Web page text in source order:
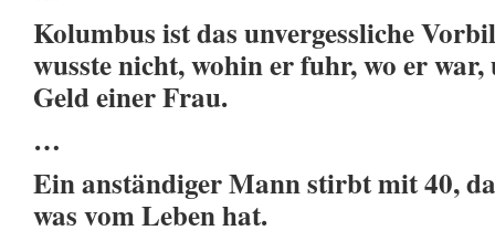
Kolumbus ist das unvergessliche
wusste nicht, wohin er fuhr, wo er
Geld einer Frau.
…
Ein anständiger Mann stirbt mit 40,
was vom Leben hat.